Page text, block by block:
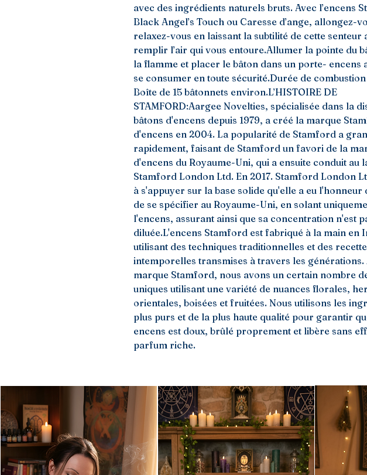
avec des ingrédients naturels bruts. Avec l’encens
Black Angel’s Touch ou Caresse d’ange, allongez-
relaxez-vous en laissant la subtilité de cette senteur
remplir l’air qui vous entoure.Allumer la pointe du
la flamme et placer le bâton dans un porte- encens
se consumer en toute sécurité.Durée de
Boîte de 15 bâtonnets environ.L’HISTOIRE DE
STAMFORD:Aargee Novelties, spécialisée dans la
bâtons d'encens depuis 1979, a créé la marque
d'encens en 2004. La popularité de Stamford a
rapidement, faisant de Stamford un favori de la
d'encens du Royaume-Uni, qui a ensuite conduit au
Stamford London Ltd. En 2017. Stamford London
à s'appuyer sur la base solide qu'elle a eu l'honneur
de se spécifier au Royaume-Uni, en solant
l'encens, assurant ainsi que sa concentration n'est
diluée.L'encens Stamford est fabriqué à la main en
utilisant des techniques traditionnelles et des
intemporelles transmises à travers les générations.
marque Stamford, nous avons un certain nombre
uniques utilisant une variété de nuances florales,
orientales, boisées et fruitées. Nous utilisons les
plus purs et de la plus haute qualité pour garantir
encens est doux, brûlé proprement et libère sans
parfum riche.